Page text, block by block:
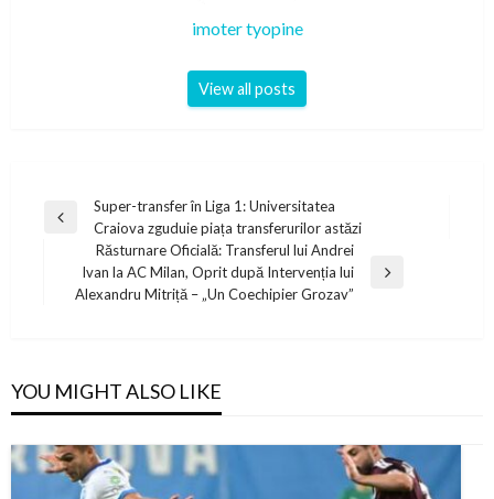
imoter tyopine
View all posts
Post
navigation
Previous
Super-transfer în Liga 1: Universitatea
Craiova zguduie piața transferurilor astăzi
Next
Post
Răsturnare Oficială: Transferul lui Andrei
Ivan la AC Milan, Oprit după Intervenția lui
Alexandru Mitriță – „Un Coechipier Grozav”
YOU MIGHT ALSO LIKE